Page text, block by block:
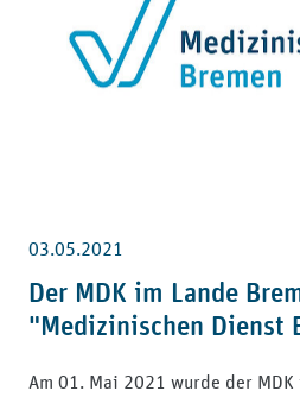
03.05.2021
Der MDK im Lande
"Medizinischen Dienst
Am 01. Mai 2021 wurde der MDK